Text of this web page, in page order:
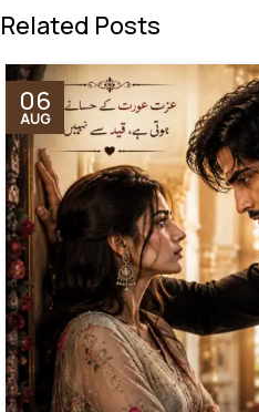
Related Posts
06
AUG